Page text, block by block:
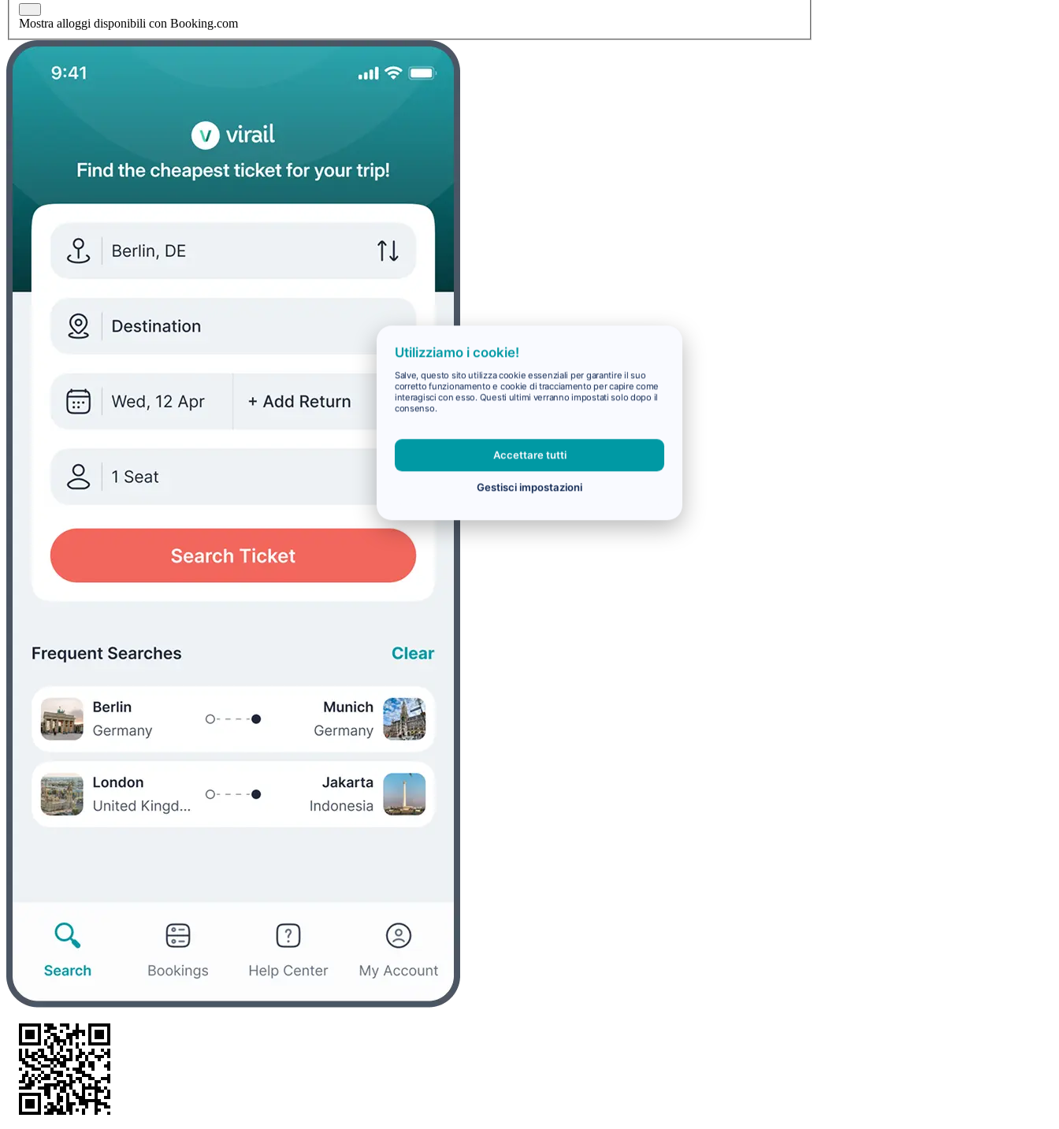
Mostra alloggi disponibili con Booking.com
Utilizziamo i cookie!
Salve, questo sito utilizza cookie essenziali per garantire il suo
corretto funzionamento e cookie di tracciamento per capire come
interagisci con esso. Questi ultimi verranno impostati solo dopo il
consenso.
Accettare tutti
Gestisci impostazioni